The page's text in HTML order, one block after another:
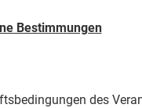
Bestimmungen
des